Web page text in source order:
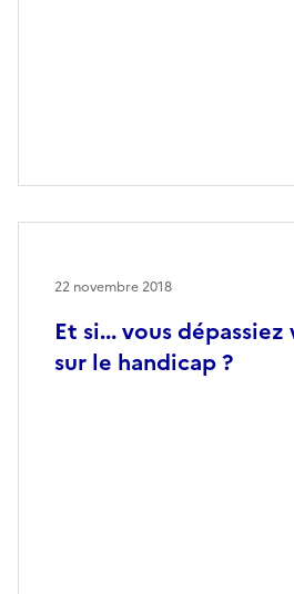
Et si... vous
sur le handicap ?
22 novembre 2018